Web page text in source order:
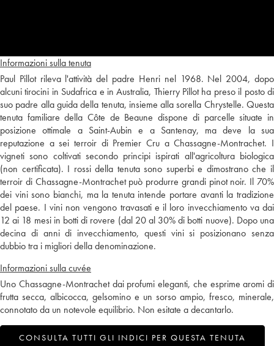
Informazioni sulla tenuta
Paul Pillot rileva l'attività del padre Henri nel 1968. Nel 2004, dopo
alcuni tirocini in Sudafrica e in Australia, Thierry Pillot ha preso il posto di
suo padre alla guida della tenuta, insieme alla sorella Chrystelle. Questa
tenuta familiare della Côte de Beaune dispone di parcelle situate in
posizione ottimale a Saint-Aubin e a Santenay, ma deve la sua
reputazione a sei terroir di Premier Cru a Chassagne-Montrachet. I
vigneti sono coltivati secondo principi ispirati all'agricoltura biologica
(non certificata). I rossi della tenuta sono superbi e dimostrano che il
terroir di Chassagne-Montrachet può produrre grandi pinot noir. Il 70%
dei vini sono bianchi, ma la tenuta intende portare avanti la tradizione
del paese. I vini non vengono travasati e il loro invecchiamento va dai
12 ai 18 mesi in botti di rovere (dal 20 al 30% di botti nuove). Dopo una
decina di anni di invecchiamento, questi vini si posizionano senza
dubbio tra i migliori della denominazione.
Informazioni sulla cuvée
Uno Chassagne-Montrachet dai profumi eleganti, che esprime aromi di
frutta secca, albicocca, gelsomino e un sorso ampio, fresco, minerale,
connotato da un notevole equilibrio. Non esitate a decantarlo.
CONSULTA TUTTI GLI INDICI PER QUESTA TENUTA